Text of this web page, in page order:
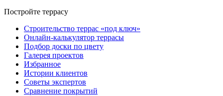
Постройте террасу
Строительство террас «под ключ»
Онлайн-калькулятор террасы
Подбор доски по цвету
Галерея проектов
Избранное
Истории клиентов
Советы экспертов
Сравнение покрытий